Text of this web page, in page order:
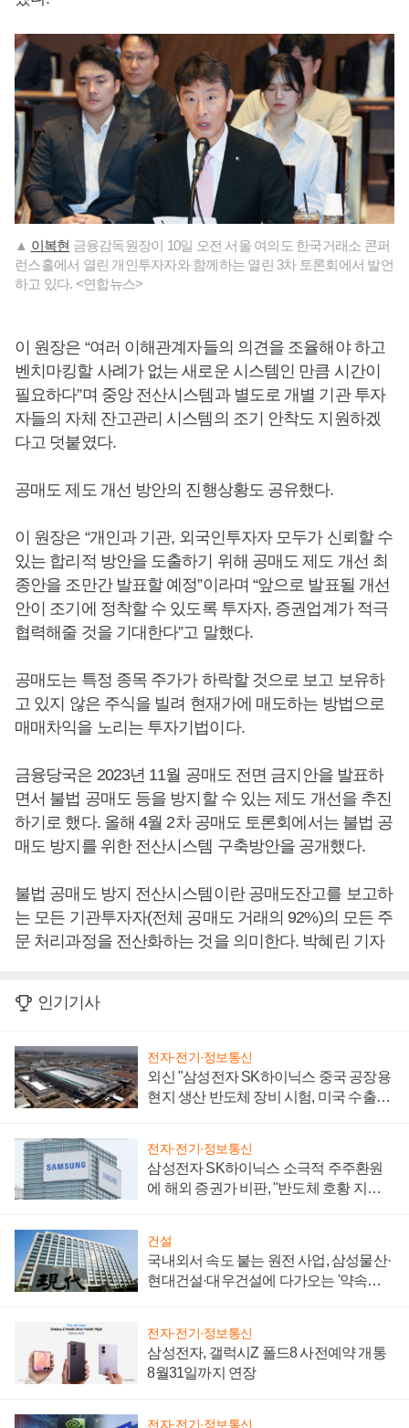
▲ 이복현 금융감독원장이 10일 오전 서울 여의도 한국거래소 콘퍼
런스홀에서 열린 개인투자자와 함께하는 열린 3차 토론회에서 발언
하고 있다. <연합뉴스>
이 원장은 “여러 이해관계자들의 의견을 조율해야 하고
벤치마킹할 사례가 없는 새로운 시스템인 만큼 시간이
필요하다”며 중앙 전산시스템과 별도로 개별 기관 투자
자들의 자체 잔고관리 시스템의 조기 안착도 지원하겠
다고 덧붙였다.
공매도 제도 개선 방안의 진행상황도 공유했다.
이 원장은 “개인과 기관, 외국인투자자 모두가 신뢰할 수
있는 합리적 방안을 도출하기 위해 공매도 제도 개선 최
종안을 조만간 발표할 예정”이라며 “앞으로 발표될 개선
안이 조기에 정착할 수 있도록 투자자, 증권업계가 적극
협력해줄 것을 기대한다”고 말했다.
공매도는 특정 종목 주가가 하락할 것으로 보고 보유하
고 있지 않은 주식을 빌려 현재가에 매도하는 방법으로
매매차익을 노리는 투자기법이다.
금융당국은 2023년 11월 공매도 전면 금지안을 발표하
면서 불법 공매도 등을 방지할 수 있는 제도 개선을 추진
하기로 했다. 올해 4월 2차 공매도 토론회에서는 불법 공
매도 방지를 위한 전산시스템 구축방안을 공개했다.
불법 공매도 방지 전산시스템이란 공매도잔고를 보고하
는 모든 기관투자자(전체 공매도 거래의 92%)의 모든 주
문 처리과정을 전산화하는 것을 의미한다. 박혜린 기자
인기기사
전자·전기·정보통신
외신 "삼성전자 SK하이닉스 중국 공장용
현지 생산 반도체 장비 시험, 미국 수출통
전자·전기·정보통신
삼성전자 SK하이닉스 소극적 주주환원
에 해외 증권가 비판, "반도체 호황 지속
건설
국내외서 속도 붙는 원전 사업, 삼성물산·
현대건설·대우건설에 다가오는 '약속의
전자·전기·정보통신
삼성전자, 갤럭시Z 폴드8 사전예약 개통
8월31일까지 연장
전자·전기·정보통신